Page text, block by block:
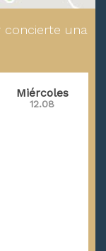
concierte una
Miércoles
12.08